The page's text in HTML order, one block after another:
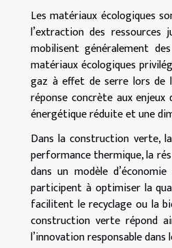
Les matériaux écologiques
l’extraction des ressources
mobilisent généralement
matériaux écologiques
gaz à effet de serre lors de
réponse concrète aux
énergétique réduite et une
Dans la construction verte,
performance thermique, la
dans un modèle
participent à optimiser la
facilitent le recyclage ou la
construction verte répond
l’innovation responsable